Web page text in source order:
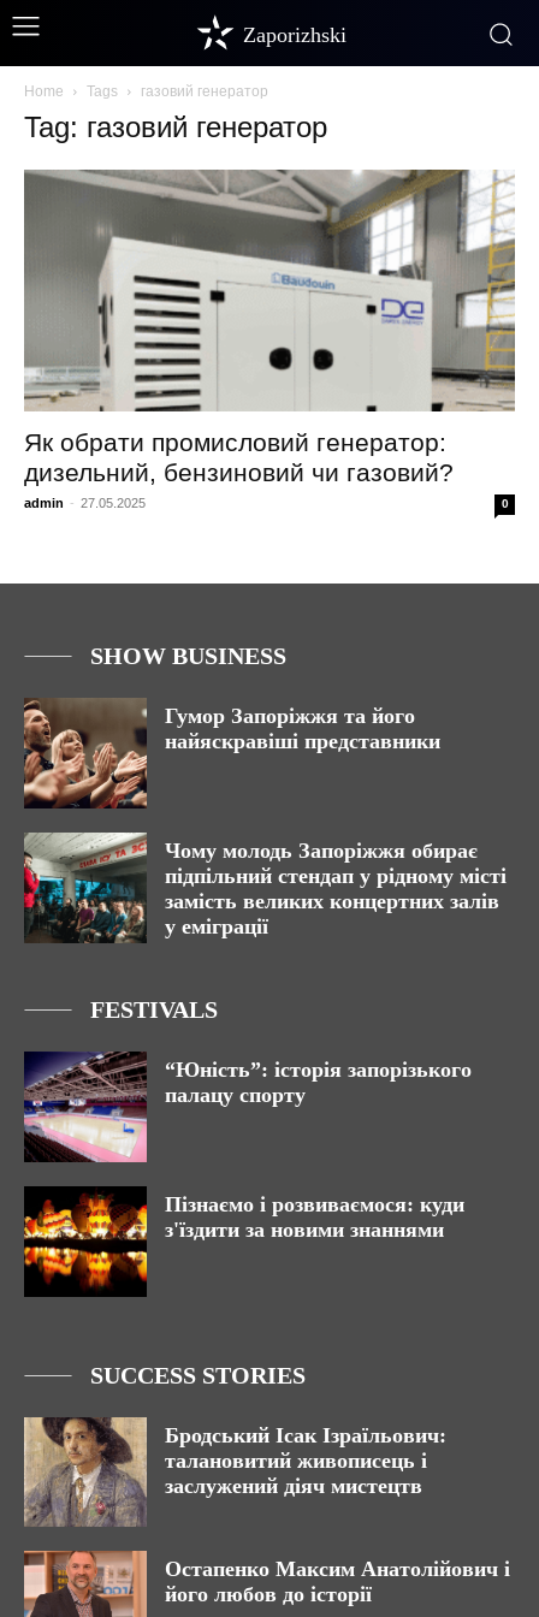
Zaporizhski
Home Tags газовий генератор
Tag: газовий генератор
Як обрати промисловий генератор:
дизельний, бензиновий чи газовий?
admin - 27.05.2025 0
SHOW BUSINESS
Гумор Запоріжжя та його
найяскравіші представники
Чому молодь Запоріжжя обирає
підпільний стендап у рідному місті
замість великих концертних залів
у еміграції
FESTIVALS
“Юність”: історія запорізького
палацу спорту
Пізнаємо і розвиваємося: куди
з'їздити за новими знаннями
SUCCESS STORIES
Бродський Ісак Ізраїльович:
талановитий живописець і
заслужений діяч мистецтв
Остапенко Максим Анатолійович і
його любов до історії